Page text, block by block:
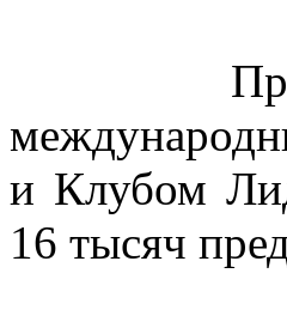
Приз
и Клубом
16 тысяч